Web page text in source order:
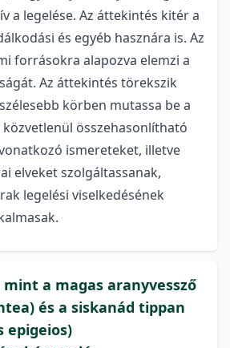
a legelése. Az áttekintés kitér a
és egyéb hasznára is. Az
forrásokra alapozva elemzi a
Az áttekintés törekszik
körben mutassa be a
közvetlenül összehasonlítható
ismereteket, illetve
elveket szolgáltassanak,
legelési viselkedésének
a magas aranyvessző
és a siskanád tippan
epigeios)